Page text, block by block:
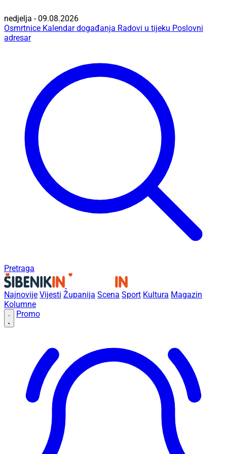
nedjelja - 09.08.2026
Osmrtnice Kalendar događanja Radovi u tijeku Poslovni
adresar
Pretraga
Najnovije Vijesti Županija Scena Sport Kultura Magazin
Kolumne
Promo